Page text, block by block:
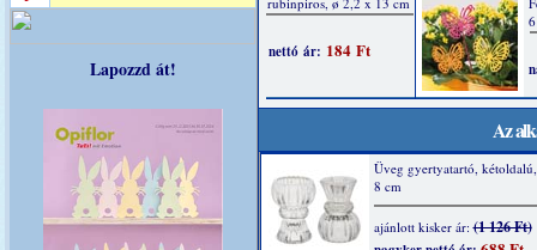
Lapozzd át!
Az
Üveg gyertyatartó,
8 cm
ajánlott kisker ár:(1 126 Ft)